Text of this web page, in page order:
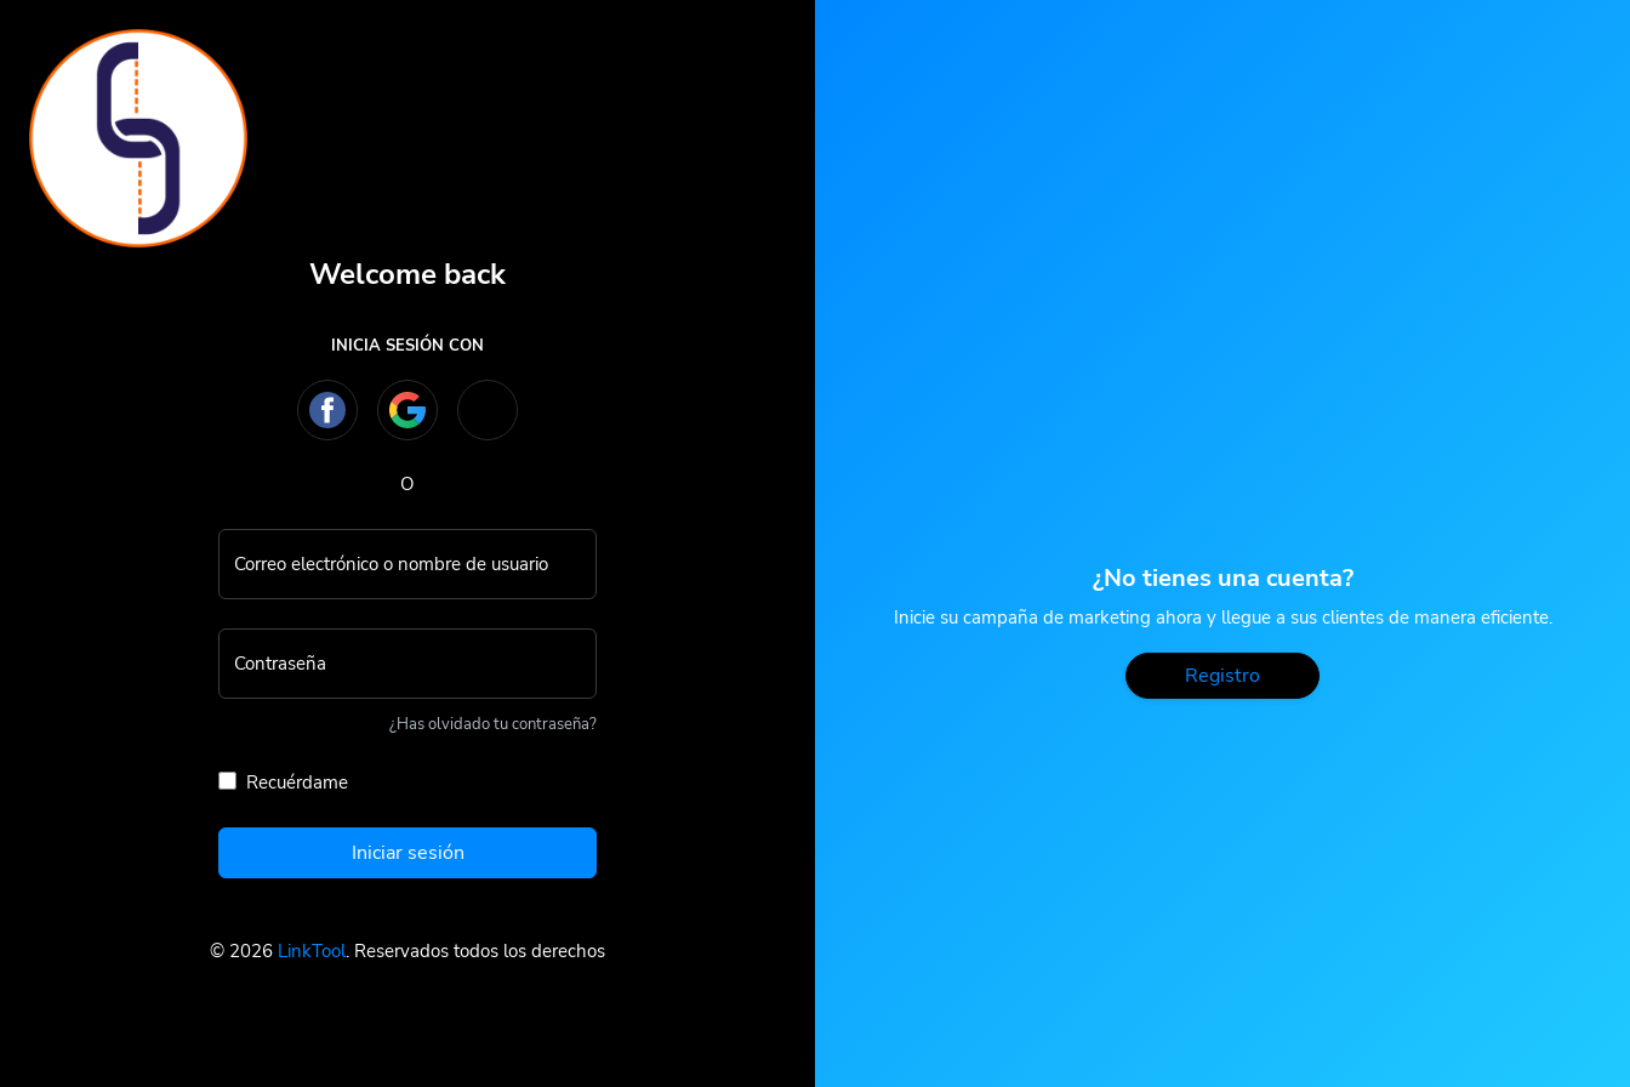
Welcome back
INICIA SESIÓN CON
O
Correo electrónico o nombre de usuario
Contraseña
¿Has olvidado tu contraseña?
Recuérdame
Iniciar sesión
© 2026 LinkTool. Reservados todos los derechos
¿No tienes una cuenta?
Inicie su campaña de marketing ahora y llegue a sus clientes de manera eficiente.
Registro